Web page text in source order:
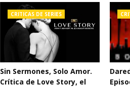
CRITICAS DE SERIES
Sin Sermones, Solo Amor.
Crítica de Love Story, el